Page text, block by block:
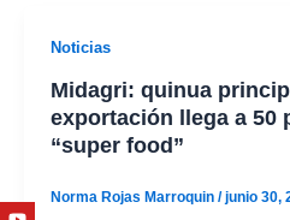
Noticias
Midagri: quinua
exportación llega a 50
“super food”
Norma Rojas Marroquin /junio 30,
Youtube
Facebook
Twitter
Linkedin
Instagram